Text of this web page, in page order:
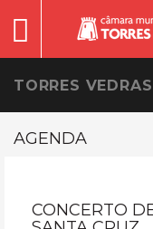
TORRES VEDRAS
AGENDA
CONCERTO